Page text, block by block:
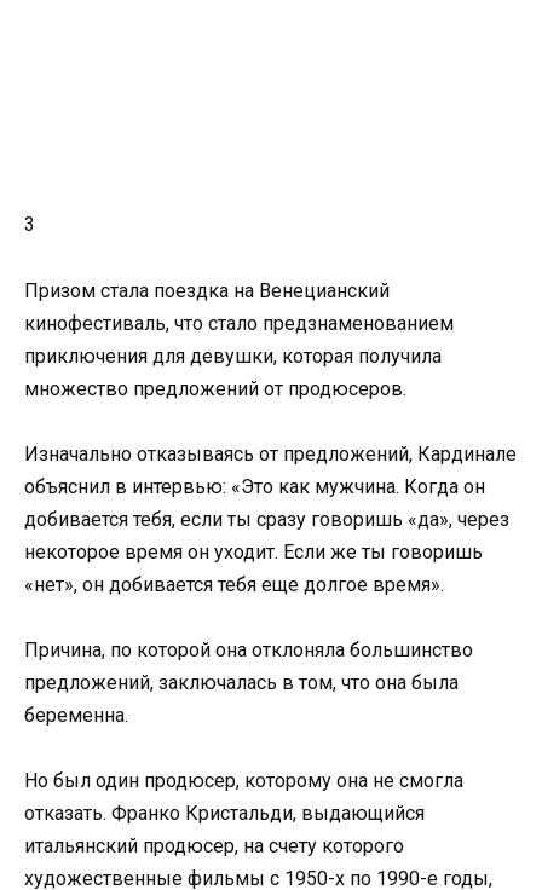
3
Призом стала поездка на Венецианский
кинофестиваль, что стало предзнаменованием
приключения для девушки, которая получила
множество предложений от продюсеров.
Изначально отказываясь от предложений, Кардинале
объяснил в интервью: «Это как мужчина. Когда он
добивается тебя, если ты сразу говоришь «да», через
некоторое время он уходит. Если же ты говоришь
«нет», он добивается тебя еще долгое время».
Причина, по которой она отклоняла большинство
предложений, заключалась в том, что она была
беременна.
Но был один продюсер, которому она не смогла
отказать. Франко Кристальди, выдающийся
итальянский продюсер, на счету которого
художественные фильмы с 1950-х по 1990-е годы,